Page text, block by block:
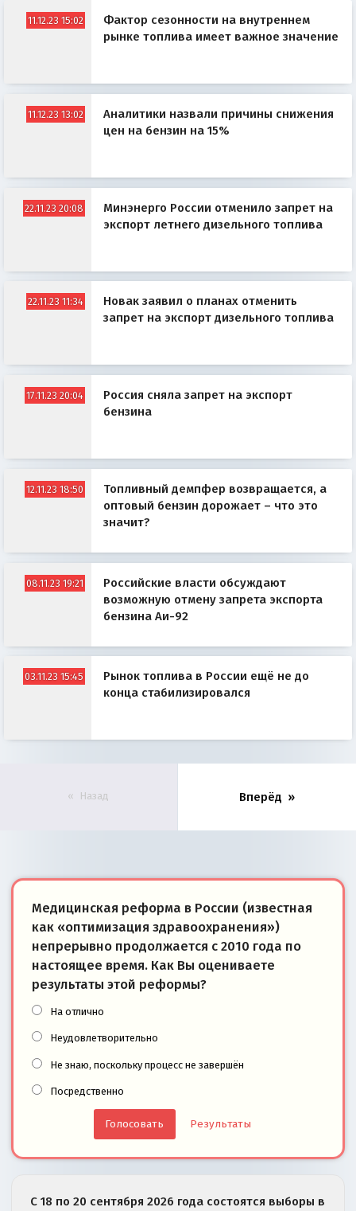
11.12.23 15:02
Фактор сезонности на внутреннем
рынке топлива имеет важное значение
11.12.23 13:02
Аналитики назвали причины снижения
цен на бензин на 15%
22.11.23 20:08
Минэнерго России отменило запрет на
экспорт летнего дизельного топлива
22.11.23 11:34
Новак заявил о планах отменить
запрет на экспорт дизельного топлива
17.11.23 20:04
Россия сняла запрет на экспорт
бензина
12.11.23 18:50
Топливный демпфер возвращается, а
оптовый бензин дорожает – что это
значит?
08.11.23 19:21
Российские власти обсуждают
возможную отмену запрета экспорта
бензина Аи-92
03.11.23 15:45
Рынок топлива в России ещё не до
конца стабилизировался
Назад Вперёд
Медицинская реформа в России (известная
как «оптимизация здравоохранения»)
непрерывно продолжается с 2010 года по
настоящее время. Как Вы оцениваете
результаты этой реформы?
На отлично
Неудовлетворительно
Не знаю, поскольку процесс не завершён
Посредственно
Результаты
С 18 по 20 сентября 2026 года состоятся выборы в